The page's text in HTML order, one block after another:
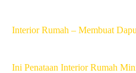
Interior Rumah – Membuat
Ini Penataan Interior Rumah